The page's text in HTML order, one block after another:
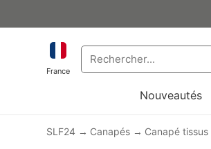
France
Nouveautés
SLF24 Canapés Canapé tissus